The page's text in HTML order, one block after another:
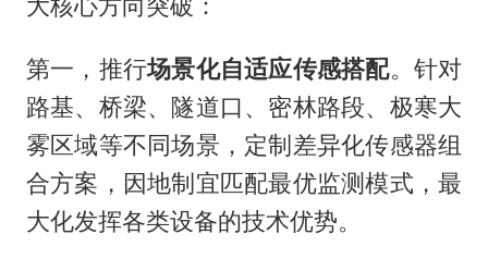
第一，推行场景化自适应传感搭配。针对
路基、桥梁、隧道口、密林路段、极寒大
雾区域等不同场景，定制差异化传感器组
合方案，因地制宜匹配最优监测模式，最
大化发挥各类设备的技术优势。